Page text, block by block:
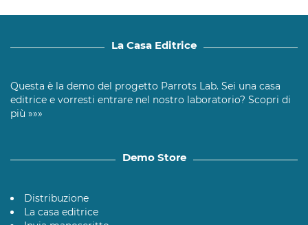
La Casa Editrice
Questa è la demo del progetto Parrots Lab. Sei una casa
editrice e vorresti entrare nel nostro laboratorio? Scopri di
più »»»
Demo Store
Distribuzione
La casa editrice